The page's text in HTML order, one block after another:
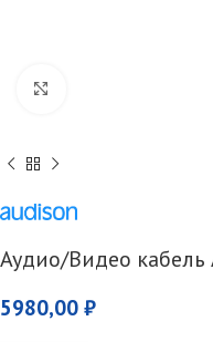
Аудио/Видео кабель
5980,00 ₽